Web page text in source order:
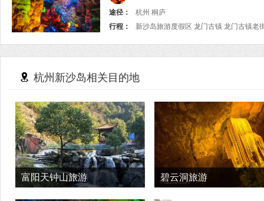
途径：
杭州 桐庐
行程：
新沙岛旅游度假区 龙门古镇 龙门古镇老
杭州新沙岛相关目的地
富阳天钟山旅游 碧云洞旅游